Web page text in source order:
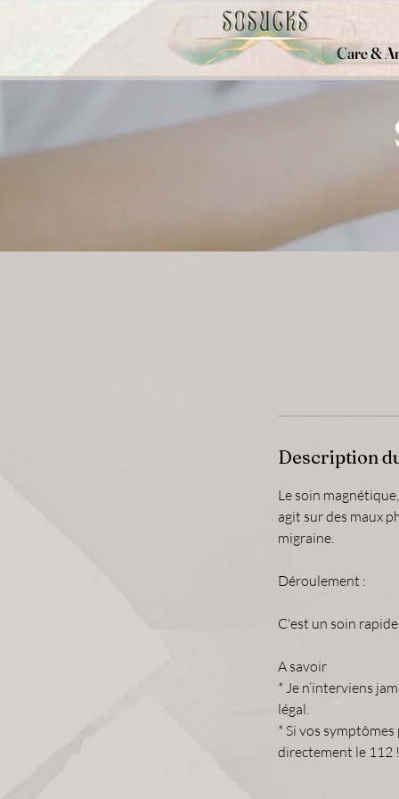
Care &
Description
Le soin
agit sur des maux
migraine.
Déroulement :
C'est un soin
A savoir
* Je n’interviens
légal.
* Si vos
directement le 112 !